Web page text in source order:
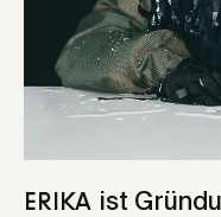
Erika ist